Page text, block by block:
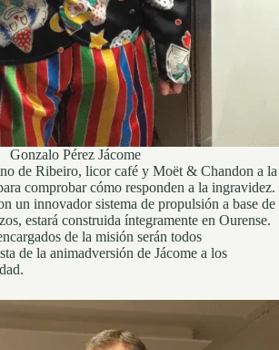
Gonzalo Pérez Jácome
de Ribeiro, licor café y Moët & Chandon a la
comprobar cómo responden a la ingravidez.
un innovador sistema de propulsión a base de
estará construida íntegramente en Ourense.
de la misión serán todos
de la animadversión de Jácome a los